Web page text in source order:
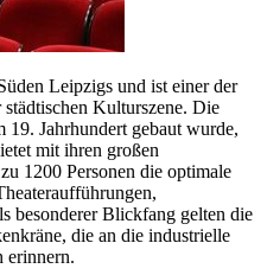
Leipzigs und ist einer der
Kulturszene. Die
19. Jahrhundert gebaut wurde,
mit ihren großen
1200 Personen die optimale
besonderer Blickfang gelten die
die an die industrielle
erinnern.